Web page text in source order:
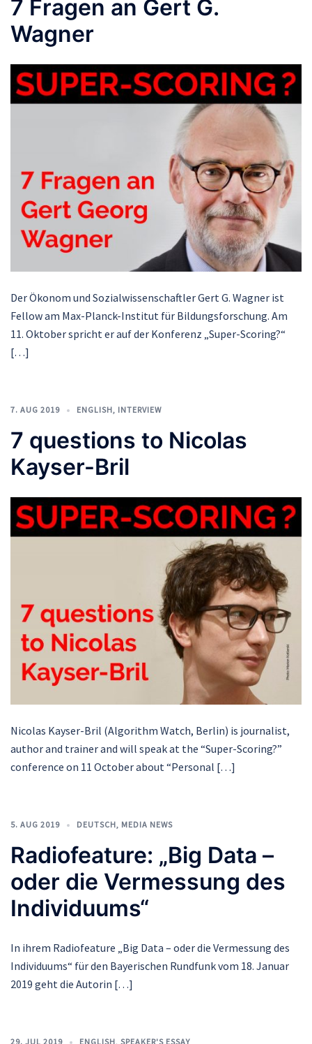
7 Fragen an Gert G.
Wagner
Der Ökonom und Sozialwissenschaftler Gert G. Wagner ist
Fellow am Max-Planck-Institut für Bildungsforschung. Am
11. Oktober spricht er auf der Konferenz „Super-Scoring?“
[…]
7. AUG 2019 ENGLISH, INTERVIEW
7 questions to Nicolas
Kayser-Bril
Nicolas Kayser-Bril (Algorithm Watch, Berlin) is journalist,
author and trainer and will speak at the “Super-Scoring?”
conference on 11 October about “Personal […]
5. AUG 2019 DEUTSCH, MEDIA NEWS
Radiofeature: „Big Data –
oder die Vermessung des
Individuums“
In ihrem Radiofeature „Big Data – oder die Vermessung des
Individuums“ für den Bayerischen Rundfunk vom 18. Januar
2019 geht die Autorin […]
29. JUL 2019 ENGLISH, SPEAKER'S ESSAY